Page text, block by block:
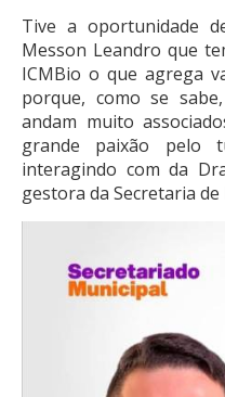
Tive a oportunidade
Messon Leandro que
ICMBio o que agrega
porque, como se
andam muito
grande paixão pelo
interagindo com da
gestora da Secretaria